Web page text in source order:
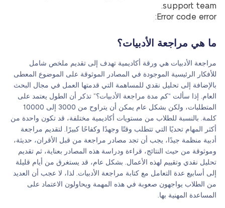
support team.
Error code error:
ما هي مراجعة الأدبيات؟
مراجعة الأدبيات هي ورقة أكاديمية تهدف إلى تقديم ملخص شامل
للأفكار الرئيسية الموجودة في المصادر الموثوقة على الموضوع المعطى
بالإضافة إلى تحليل نقدي للمساهمة التي قدمتها العمل في مجال البحث
العام. إذا سألت “كم مدة مراجعة الأدبيات؟” تذكر أن الطول يعتمد على
المتطلبات، ولكن بشكل عام يمكن أن يتراوح من 3000 إلى 10000
كلمة. بالنسبة للطلاب من مستويات أكاديمية مختلفة، قد تكون واحدة من
أكثر المهام تحديًا التي تتطلب وقتًا وجهدًا وكفاحًا كبيرًا. لتقديم مراجعة
أدبية منظمة جيدًا، يجب أن تجد مصادر مراجعة من قبل الأقران، حديثة،
وموثوقة من حيث النتائج، قراءة ودراسة هذه المصادر بعناية، ثم تقديم
تحليل نقدي وتقييم لهذه الأعمال. بشكل عام، قد يستغرق من أيام قليلة
إلى أسابيع عدة التعامل مع كتابة مراجعة الأدبيات. لذا، لا عجب أن العديد
من الطلاب يواجهون صعوبة في هذه المهمة ويحاولون الاعتماد على
المساعدة المهنية بها.